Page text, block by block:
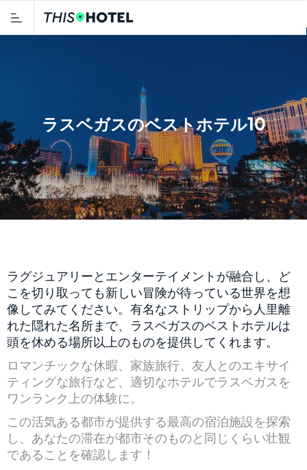
ラスベガスのベストホテル10
ラグジュアリーとエンターテイメントが融合し、ど
こを切り取っても新しい冒険が待っている世界を想
像してみてください。有名なストリップから人里離
れた隠れた名所まで、ラスベガスのベストホテルは
頭を休める場所以上のものを提供してくれます。
ロマンチックな休暇、家族旅行、友人とのエキサイ
ティングな旅行など、適切なホテルでラスベガスを
ワンランク上の体験に。
この活気ある都市が提供する最高の宿泊施設を探索
し、あなたの滞在が都市そのものと同じくらい壮観
であることを確認します！